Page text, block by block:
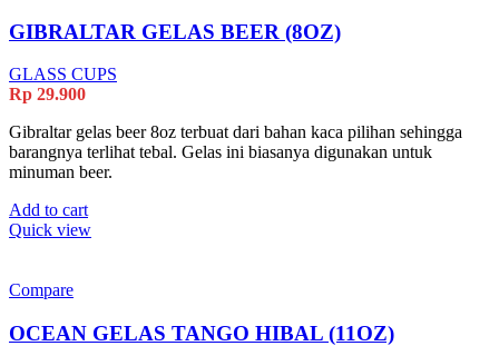
GIBRALTAR GELAS BEER (8OZ)
GLASS CUPS
Rp 29.900
Gibraltar gelas beer 8oz terbuat dari bahan kaca pilihan sehingga
barangnya terlihat tebal. Gelas ini biasanya digunakan untuk
minuman beer.
Add to cart
Quick view
Compare
OCEAN GELAS TANGO HIBAL (11OZ)